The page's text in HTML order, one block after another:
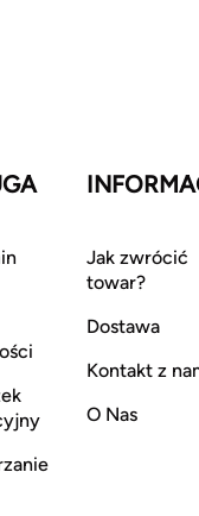
Jak zwrócić
towar?
Dostawa
Kontakt z
O Nas